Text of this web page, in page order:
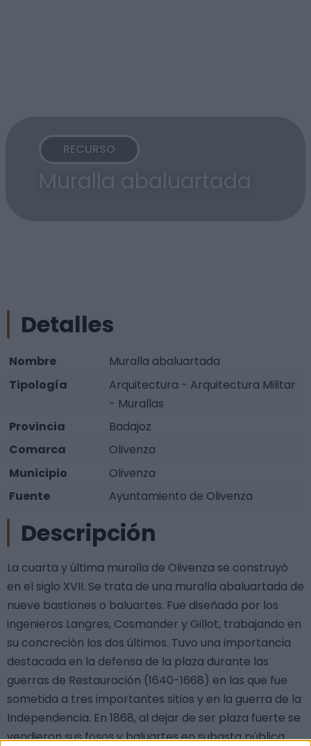
RECURSO
Muralla abaluartada
Detalles
Nombre
Muralla abaluartada
Tipología
Arquitectura - Arquitectura Militar
- Murallas
Provincia
Badajoz
Comarca
Olivenza
Municipio
Olivenza
Fuente
Ayuntamiento de Olivenza
Descripción
La cuarta y última muralla de Olivenza se construyó
en el siglo XVII. Se trata de una muralla abaluartada de
nueve bastiones o baluartes. Fue diseñada por los
ingenieros Langres, Cosmander y Gillot, trabajando en
su concreción los dos últimos. Tuvo una importancia
destacada en la defensa de la plaza durante las
guerras de Restauración (1640-1668) en las que fue
sometida a tres importantes sitios y en la guerra de la
Independencia. En 1868, al dejar de ser plaza fuerte se
vendieron sus fosos y baluartes en subasta pública.